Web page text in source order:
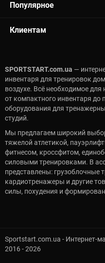
Популярное
Клиентам
SPORTSTART.com.ua —
инвентаря для тренировок
воздухе. Всё необходимое
от компактного инвентаря до
оборудования для
студий.
Мы предлагаем широкий
тяжелой атлетикой,
фитнесом, кроссфитом,
силовыми тренировками. В
представлены: грузоблочные
кардиотренажеры и другие
силы, похудения и
Sportstart.com.ua - Интернет-
2016 - 2026